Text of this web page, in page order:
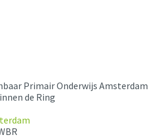
Primair Onderwijs Amsterdam
de Ring